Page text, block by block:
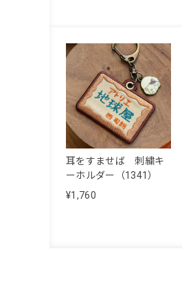
耳をすませば 刺繍キ
ーホルダー（1341）
¥1,760